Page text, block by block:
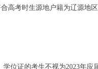
考时生源地户籍为辽源地区
位证的考生不视为2023年应